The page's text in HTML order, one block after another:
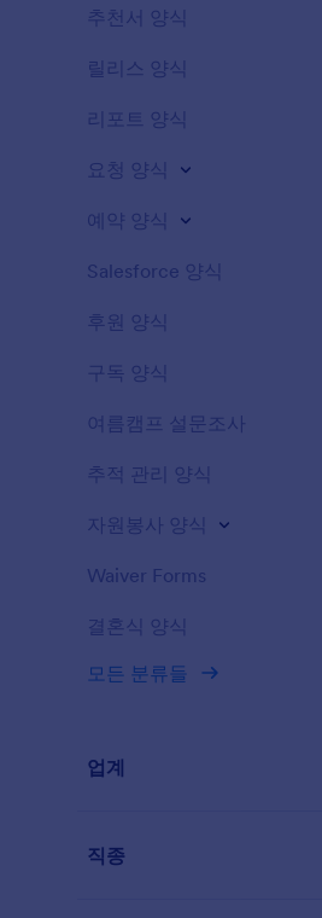
추천서 양식
릴리스 양식
리포트 양식
요청 양식
예약 양식
Salesforce 양식
후원 양식
구독 양식
여름캠프 설문조사
추적 관리 양식
자원봉사 양식
Waiver Forms
결혼식 양식
모든 분류들
업계
직종